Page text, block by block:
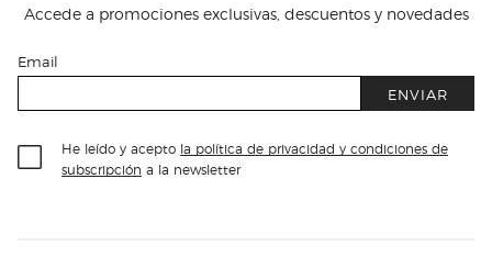
Accede a promociones exclusivas, descuentos y novedades
Email
ENVIAR
He leído y acepto la política de privacidad y condiciones de
subscripción a la newsletter